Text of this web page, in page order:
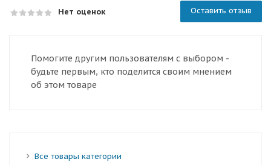
Нет оценок Оставить отзыв
Помогите другим пользователям с выбором -
будьте первым, кто поделится своим мнением
об этом товаре
Все товары категории